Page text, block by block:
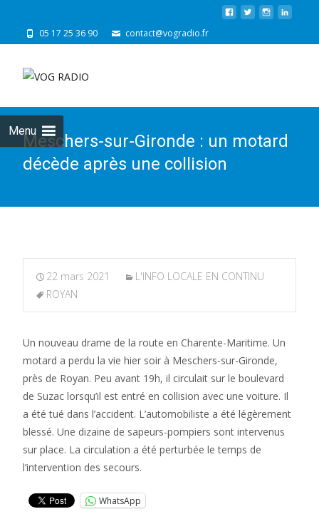
05 17 25 36 90 contact@vogradio.fr
Menu
Meschers-sur-Gironde : un motard
décède après une collision
22 mars 2021
L'INFO LOCALE EN CONTINU
ROYAN
Un nouveau drame de la route en Charente-Maritime. Un
motard a perdu la vie hier soir à Meschers-sur-Gironde,
près de Royan. Peu avant 19h, il circulait sur le boulevard
de Suzac lorsqu’il est entré en collision avec une voiture. Il
a été tué dans l’accident. L’automobiliste a été légèrement
blessé. Une dizaine de sapeurs-pompiers sont intervenus
sur place. La circulation a été perturbée le temps de
l’intervention des secours.
WhatsApp